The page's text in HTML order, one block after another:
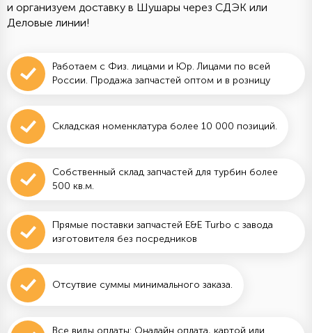
и организуем доставку в Шушары через СДЭК или
Деловые линии!
Работаем с Физ. лицами и Юр. Лицами по всей
России. Продажа запчастей оптом и в розницу
Складская номенклатура более 10 000 позиций.
Собственный склад запчастей для турбин более
500 кв.м.
Прямые поставки запчастей E&E Turbo с завода
изготовителя без посредников
Отсутвие суммы минимального заказа.
Все виды оплаты: Оналайн оплата, картой или